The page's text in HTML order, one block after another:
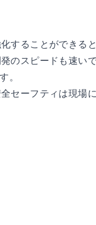
することができると
のスピードも速い
。
セーフティは現場に